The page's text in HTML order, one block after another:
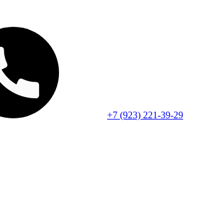
+7 (923) 221-39-29